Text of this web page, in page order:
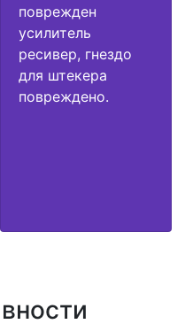
поврежден
усилитель
ресивер, гнездо
для штекера
повреждено.